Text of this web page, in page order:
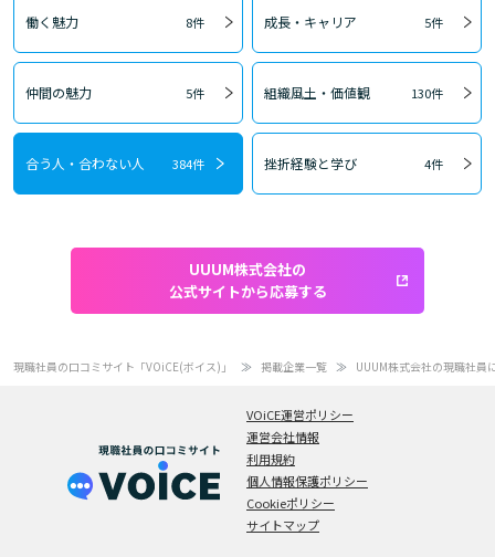
働く魅力 8件 成長・キャリア 5件
仲間の魅力 5件 組織風土・価値観 130件
合う人・合わない人 384件 挫折経験と学び 4件
UUUM株式会社の
公式サイトから応募する
現職社員の口コミサイト「VOiCE(ボイス)」 掲載企業一覧 UUUM株式会社の現職社員
VOiCE運営ポリシー
運営会社情報
利用規約
個人情報保護ポリシー
Cookieポリシー
サイトマップ